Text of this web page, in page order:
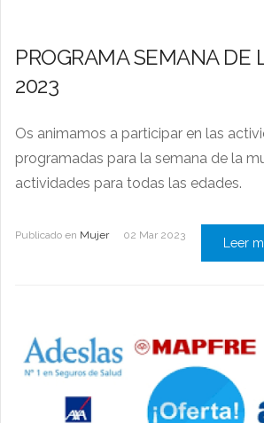
PROGRAMA SEMANA DE
2023
Os animamos a participar en las
programadas para la semana de la
actividades para todas las edades.
Publicado en Mujer 02 Mar 2023
Leer